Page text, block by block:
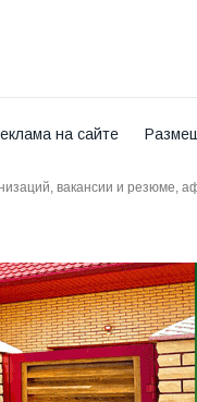
на сайте
вакансии и резюме,